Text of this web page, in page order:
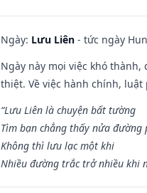
Ngày: Lưu Liên - tức ngày
Ngày này mọi việc khó
thiệt. Về việc hành chính,
“Lưu Liên là chuyện bất tường
Tìm bạn chẳng thấy nửa đường
Không thì lưu lạc một khi
Nhiều đường trắc trở nhiều khi